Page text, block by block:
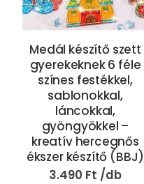
Medál készítő szett
gyerekeknek 6 féle
színes festékkel,
sablonokkal,
láncokkal,
gyöngyökkel –
kreatív hercegnős
ékszer készítő (BBJ)
3.490 Ft